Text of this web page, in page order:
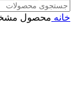
خانه محصول